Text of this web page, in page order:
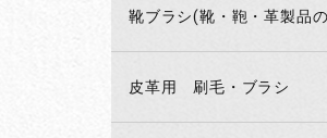
靴ブラシ(靴・鞄・革製品
皮革用 刷毛・ブラシ